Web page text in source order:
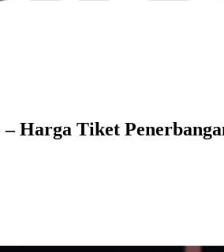
Harga Tiket